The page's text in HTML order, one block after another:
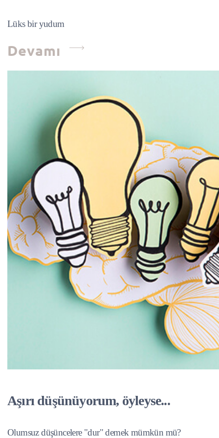
Lüks bir yudum
Devamı
Aşırı düşünüyorum, öyleyse...
Olumsuz düşüncelere "dur" demek mümkün mü?